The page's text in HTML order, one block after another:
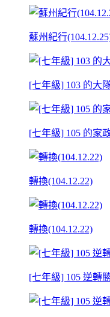
蘇州紀行
[七年級] 103 的大
[七年級] 105 的家
轉換(104.12.22)
轉換(104.12.22)
[七年級] 105 逆轉